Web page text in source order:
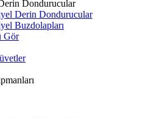
Dondurucular
Derin Dondurucular
Buzdolapları
Gör